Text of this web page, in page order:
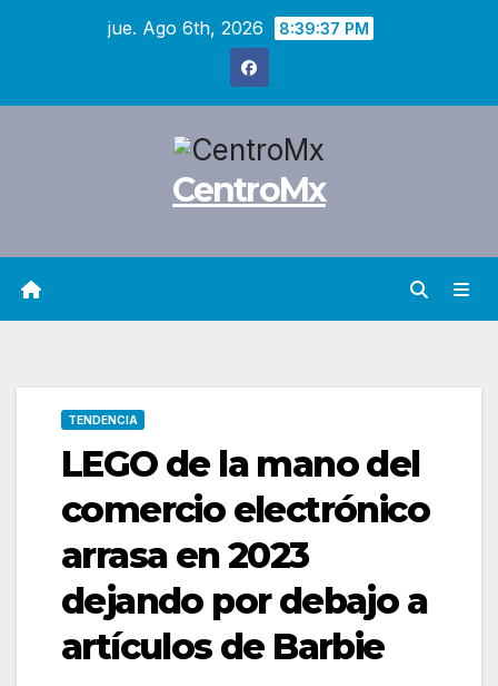
jue. Ago 6th, 2026 8:39:38 PM
CentroMx
TENDENCIA
LEGO de la mano del
comercio electrónico
arrasa en 2023
dejando por debajo a
artículos de Barbie